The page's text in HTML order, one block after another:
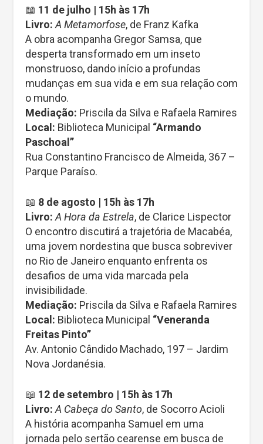
📖 11 de julho | 15h às 17h
Livro: A Metamorfose, de Franz Kafka
A obra acompanha Gregor Samsa, que
desperta transformado em um inseto
monstruoso, dando início a profundas
mudanças em sua vida e em sua relação com
o mundo.
Mediação: Priscila da Silva e Rafaela Ramires
Local: Biblioteca Municipal “Armando
Paschoal”
Rua Constantino Francisco de Almeida, 367 –
Parque Paraíso.
📖 8 de agosto | 15h às 17h
Livro: A Hora da Estrela, de Clarice Lispector
O encontro discutirá a trajetória de Macabéa,
uma jovem nordestina que busca sobreviver
no Rio de Janeiro enquanto enfrenta os
desafios de uma vida marcada pela
invisibilidade.
Mediação: Priscila da Silva e Rafaela Ramires
Local: Biblioteca Municipal “Veneranda
Freitas Pinto”
Av. Antonio Cândido Machado, 197 – Jardim
Nova Jordanésia.
📖 12 de setembro | 15h às 17h
Livro: A Cabeça do Santo, de Socorro Acioli
A história acompanha Samuel em uma
jornada pelo sertão cearense em busca de